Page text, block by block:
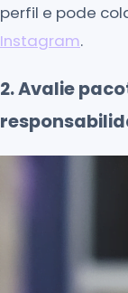
perfil e pode
Instagram.
2. Avalie